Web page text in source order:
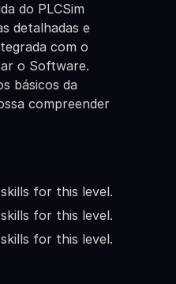
do PLCSim
detalhadas e
com o
o Software.
básicos da
compreender
for this level.
for this level.
for this level.